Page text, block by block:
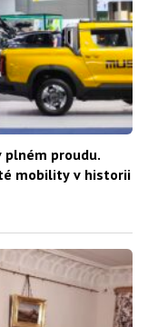
plném proudu.
mobility v historii